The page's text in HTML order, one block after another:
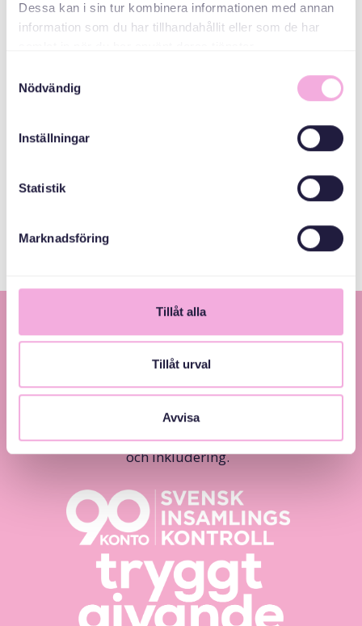
Dessa kan i sin tur kombinera informationen med annan
information som du har tillhandahållit eller som de har
Nödvändig
Inställningar
Statistik
Marknadsföring
Tillåt alla
Tillåt urval
Avvisa
bokningen@svenskamedbaby.se
Svenska med baby – Föräldraträffar för jämlikhet
och inkludering.